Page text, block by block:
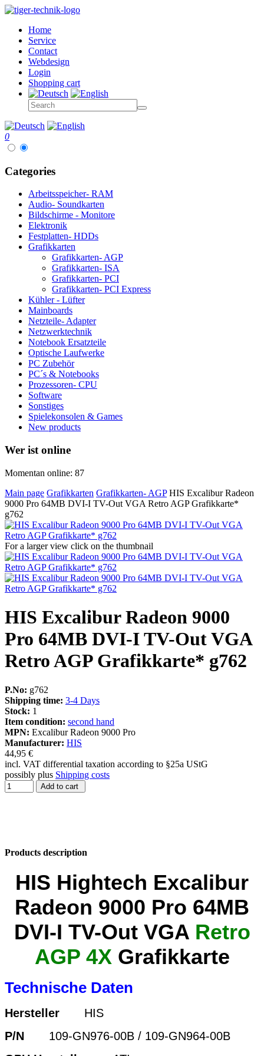
Home
Service
Contact
Webdesign
Login
Shopping cart
0
Categories
Arbeitsspeicher- RAM
Audio- Soundkarten
Bildschirme - Monitore
Elektronik
Festplatten- HDDs
Grafikkarten
Grafikkarten- AGP
Grafikkarten- ISA
Grafikkarten- PCI
Grafikkarten- PCI Express
Kühler - Lüfter
Mainboards
Netzteile- Adapter
Netzwerktechnik
Notebook Ersatzteile
Optische Laufwerke
PC Zubehör
PC´s & Notebooks
Prozessoren- CPU
Software
Sonstiges
Spielekonsolen & Games
New products
Wer ist online
Momentan online: 87
Main page Grafikkarten Grafikkarten- AGP HIS Excalibur Radeon
9000 Pro 64MB DVI-I TV-Out VGA Retro AGP Grafikkarte*
g762
For a larger view click on the thumbnail
HIS Excalibur Radeon 9000
Pro 64MB DVI-I TV-Out VGA
Retro AGP Grafikkarte* g762
P.No: g762
Shipping time: 3-4 Days
Stock: 1
Item condition: second hand
MPN: Excalibur Radeon 9000 Pro
Manufacturer: HIS
44,95 €
incl. VAT differential taxation according to §25a UStG
possibly plus Shipping costs
Add to cart
Products description
HIS Hightech Excalibur
Radeon 9000 Pro 64MB
DVI-I TV-Out VGA Retro
AGP 4XGrafikkarte
Technische Daten
Hersteller HIS
P/N
109-GN976-00B / 109-GN964-00B